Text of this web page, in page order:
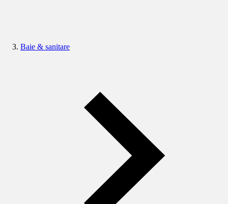
Baie & sanitare